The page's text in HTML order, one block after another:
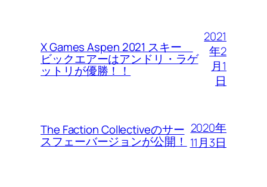
X Games Aspen 2021 スキー
ビックエアーはアンドリ・ラゲ
ットリが優勝！！
2021
年2
月1
日
The Faction Collectiveのサー
スフェーバージョンが公開！
2020年
11月3日